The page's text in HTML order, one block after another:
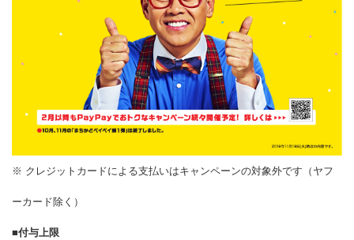
※ クレジットカードによる支払いはキャンペーンの対象外です（ヤフ
ーカード除く）
■付与上限